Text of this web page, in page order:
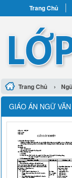
Trang Chủ
Trang Chủ ›
GIÁO ÁN NGỮ